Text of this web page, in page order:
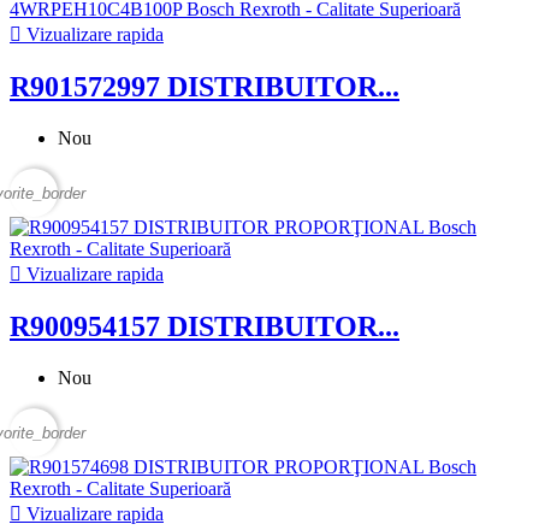
 Vizualizare rapida
R901572997 DISTRIBUITOR...
Nou
 Vizualizare rapida
R900954157 DISTRIBUITOR...
Nou
 Vizualizare rapida